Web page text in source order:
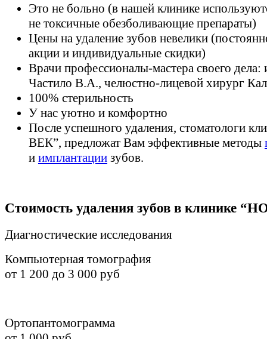
Это не больно (в нашей клинике
не токсичные обезболивающие препараты)
Цены на удаление зубов невелики
акции и индивидуальные скидки)
Врачи профессионалы-мастера своего дела:
Частило В.А., челюстно-лицевой хирург
100% стерильность
У нас уютно и комфортно
После успешного удаления, стоматологи
ВЕК”, предложат Вам эффективные методы
и имплантации зубов.
Стоимость удаления зубов в клинике
Диагностические исследования
Компьютерная томография
от 1 200 до 3 000 руб
Ортопантомограмма